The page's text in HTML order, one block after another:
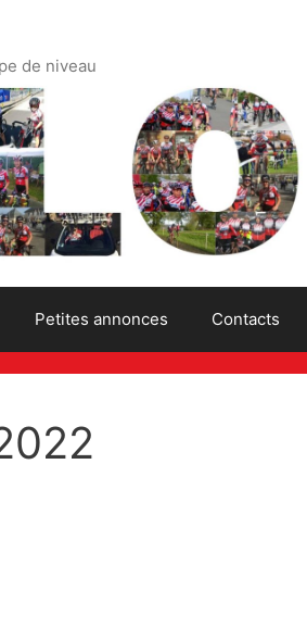
de niveau
Petites annonces Contacts